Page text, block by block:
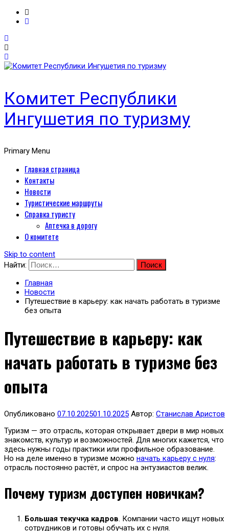
Комитет Республики
Ингушетия по туризму
Primary Menu
Главная страница
Контакты
Новости
Туристические маршруты
Справка туристу
Аптечка в дорогу
О комитете
Skip to content
Найти:
Главная
Новости
Путешествие в карьеру: как начать работать в туризме
без опыта
Путешествие в карьеру: как
начать работать в туризме без
опыта
Опубликовано 07.10.202501.10.2025 Автор: Станислав Аристов
Туризм — это отрасль, которая открывает двери в мир новых
знакомств, культур и возможностей. Для многих кажется, что
здесь нужны годы практики или профильное образование.
Но на деле именно в туризме можно начать карьеру с нуля:
отрасль постоянно растёт, и спрос на энтузиастов велик.
Почему туризм доступен новичкам?
Большая текучка кадров. Компании часто ищут новых
сотрудников и готовы обучать их с нуля.